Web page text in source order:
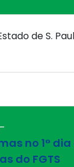
de S.
–
no 1°
do FGTS